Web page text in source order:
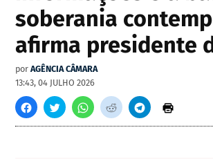
soberania
afirma presidente
por AGÊNCIA CÂMARA
13:43, 04 JULHO 2026